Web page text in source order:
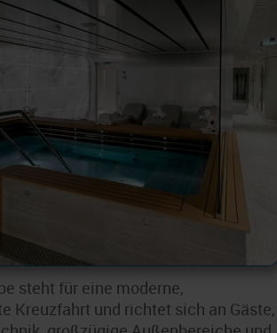
steht für eine moderne,
Kreuzfahrt und richtet sich an Gäste,